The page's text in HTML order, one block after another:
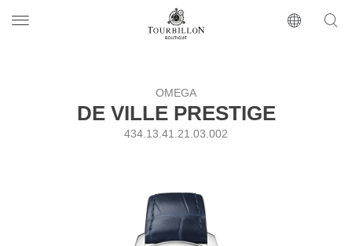
https://www.tourbillon.com/index.php/ru
OMEGA
DE VILLE PRESTIGE
434.13.41.21.03.002